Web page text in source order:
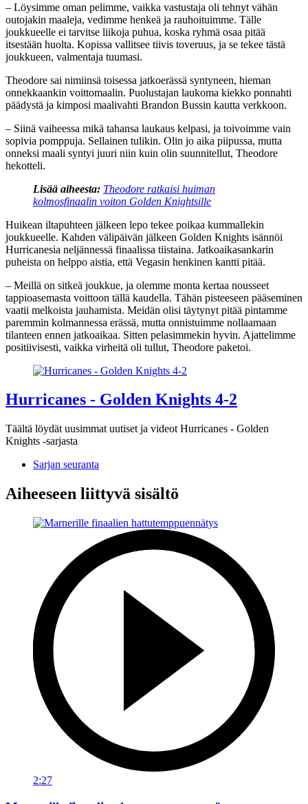
– Löysimme oman pelimme, vaikka vastustaja oli tehnyt vähän
outojakin maaleja, vedimme henkeä ja rauhoituimme. Tälle
joukkueelle ei tarvitse liikoja puhua, koska ryhmä osaa pitää
itsestään huolta. Kopissa vallitsee tiivis toveruus, ja se tekee tästä
joukkueen, valmentaja tuumasi.
Theodore sai nimiinsä toisessa jatkoerässä syntyneen, hieman
onnekkaankin voittomaalin. Puolustajan laukoma kiekko ponnahti
päädystä ja kimposi maalivahti Brandon Bussin kautta verkkoon.
– Siinä vaiheessa mikä tahansa laukaus kelpasi, ja toivoimme vain
sopivia pomppuja. Sellainen tulikin. Olin jo aika piipussa, mutta
onneksi maali syntyi juuri niin kuin olin suunnitellut, Theodore
hekotteli.
Lisää aiheesta: Theodore ratkaisi huiman
kolmosfinaalin voiton Golden Knightsille
Huikean iltapuhteen jälkeen lepo tekee poikaa kummallekin
joukkueelle. Kahden välipäivän jälkeen Golden Knights isännöi
Hurricanesia neljännessä finaalissa tiistaina. Jatkoaikasankarin
puheista on helppo aistia, että Vegasin henkinen kantti pitää.
– Meillä on sitkeä joukkue, ja olemme monta kertaa nousseet
tappioasemasta voittoon tällä kaudella. Tähän pisteeseen pääseminen
vaatii melkoista jauhamista. Meidän olisi täytynyt pitää pintamme
paremmin kolmannessa erässä, mutta onnistuimme nollaamaan
tilanteen ennen jatkoaikaa. Sitten pelasimmekin hyvin. Ajattelimme
positiivisesti, vaikka virheitä oli tullut, Theodore paketoi.
Hurricanes - Golden Knights 4-2
Täältä löydät uusimmat uutiset ja videot Hurricanes - Golden
Knights -sarjasta
Sarjan seuranta
Aiheeseen liittyvä sisältö
2:27